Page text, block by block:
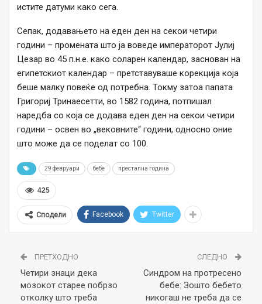
истите датуми како сега.
Сепак, додавањето на еден ден на секои четири
години – промената што ја воведе императорот Јулиј
Цезар во 45 п.н.е. како соларен календар, заснован на
египетскиот календар – претставуваше корекција која
беше малку повеќе од потребна. Токму затоа папата
Григориј Тринаесетти, во 1582 година, потпишал
наредба со која се додава еден ден на секои четири
години – освен во „вековните“ години, односно оние
што може да се поделат со 100.
29 февруари бебе престапна година
425
Сподели Facebook Twitter
ПРЕТХОДНО
Четири знаци дека
мозокот старее побрзо
отколку што треба
СЛЕДНО
Синдром на протресено
бебе: Зошто бебето
никогаш не треба да се